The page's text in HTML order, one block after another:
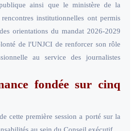
ainsi que le ministère de la
institutionnelles ont permis
orientations du mandat 2026-2029
de l'UNJCI de renforcer son rôle
au service des journalistes
fondée sur cinq
cette première session a porté sur la